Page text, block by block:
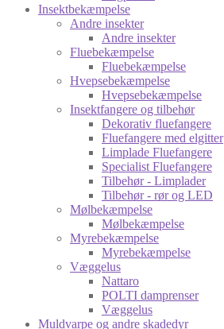
Insektbekæmpelse
Andre insekter
Andre insekter
Fluebekæmpelse
Fluebekæmpelse
Hvepsebekæmpelse
Hvepsebekæmpelse
Insektfangere og tilbehør
Dekorativ fluefangere
Fluefangere med elgitter
Limplade Fluefangere
Specialist Fluefangere
Tilbehør - Limplader
Tilbehør - rør og LED
Mølbekæmpelse
Mølbekæmpelse
Myrebekæmpelse
Myrebekæmpelse
Væggelus
Nattaro
POLTI damprenser
Væggelus
Muldvarpe og andre skadedyr